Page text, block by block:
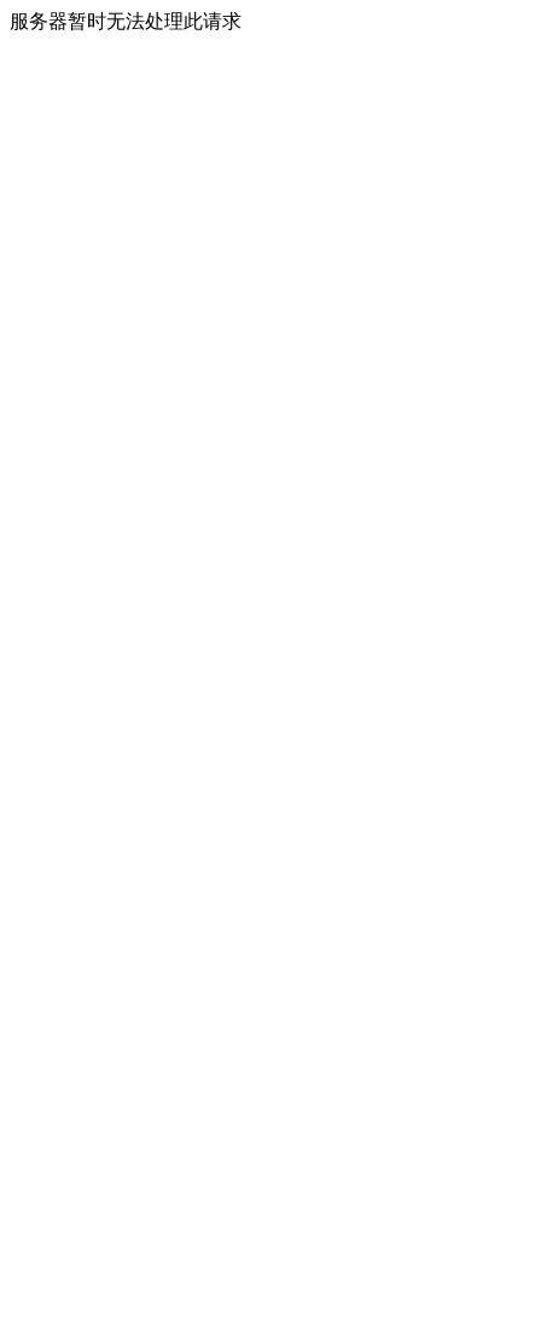
服务器暂时无法处理此请求